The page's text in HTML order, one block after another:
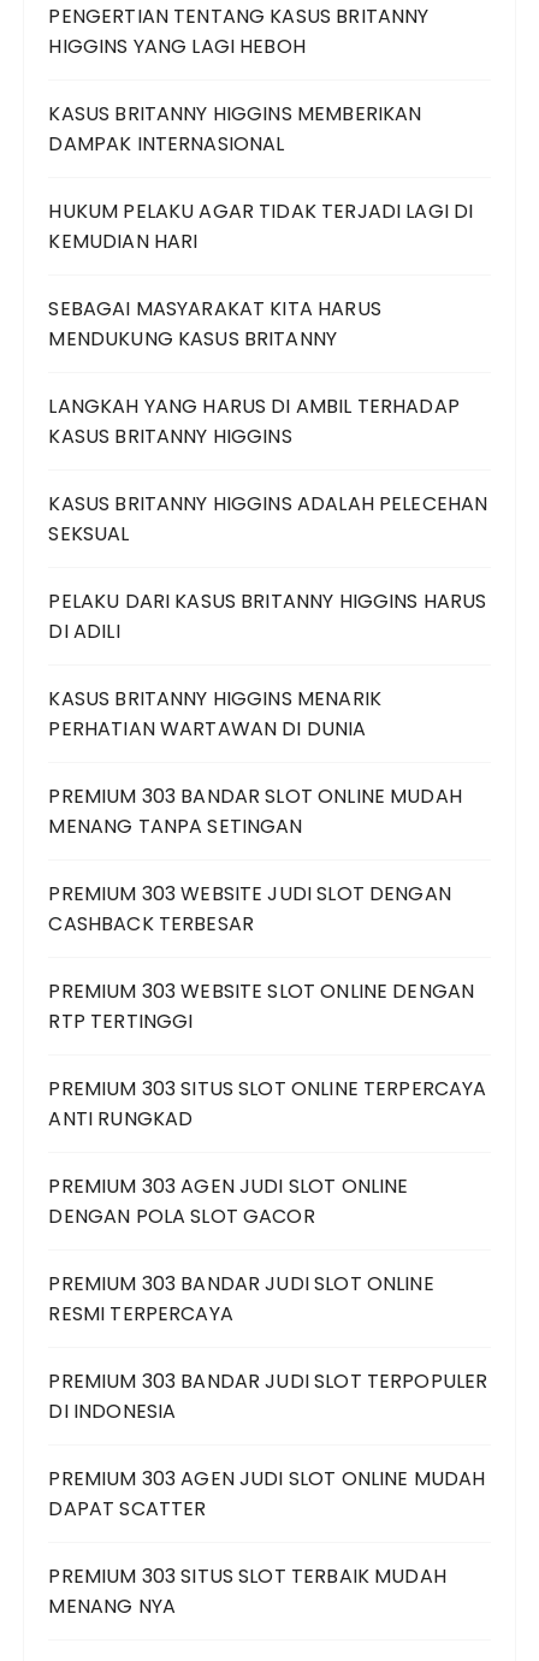
PENGERTIAN TENTANG KASUS BRITANNY
HIGGINS YANG LAGI HEBOH
KASUS BRITANNY HIGGINS MEMBERIKAN
DAMPAK INTERNASIONAL
HUKUM PELAKU AGAR TIDAK TERJADI LAGI DI
KEMUDIAN HARI
SEBAGAI MASYARAKAT KITA HARUS
MENDUKUNG KASUS BRITANNY
LANGKAH YANG HARUS DI AMBIL TERHADAP
KASUS BRITANNY HIGGINS
KASUS BRITANNY HIGGINS ADALAH PELECEHAN
SEKSUAL
PELAKU DARI KASUS BRITANNY HIGGINS HARUS
DI ADILI
KASUS BRITANNY HIGGINS MENARIK
PERHATIAN WARTAWAN DI DUNIA
PREMIUM 303 BANDAR SLOT ONLINE MUDAH
MENANG TANPA SETINGAN
PREMIUM 303 WEBSITE JUDI SLOT DENGAN
CASHBACK TERBESAR
PREMIUM 303 WEBSITE SLOT ONLINE DENGAN
RTP TERTINGGI
PREMIUM 303 SITUS SLOT ONLINE TERPERCAYA
ANTI RUNGKAD
PREMIUM 303 AGEN JUDI SLOT ONLINE
DENGAN POLA SLOT GACOR
PREMIUM 303 BANDAR JUDI SLOT ONLINE
RESMI TERPERCAYA
PREMIUM 303 BANDAR JUDI SLOT TERPOPULER
DI INDONESIA
PREMIUM 303 AGEN JUDI SLOT ONLINE MUDAH
DAPAT SCATTER
PREMIUM 303 SITUS SLOT TERBAIK MUDAH
MENANG NYA